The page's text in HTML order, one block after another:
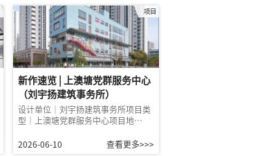
项目
新作速览 | 上澳塘党群服务中心
（刘宇扬建筑事务所）
设计单位｜刘宇扬建筑事务所项目类
型｜上澳塘党群服务中心项目地…
2026-06-10 查看更多>>>